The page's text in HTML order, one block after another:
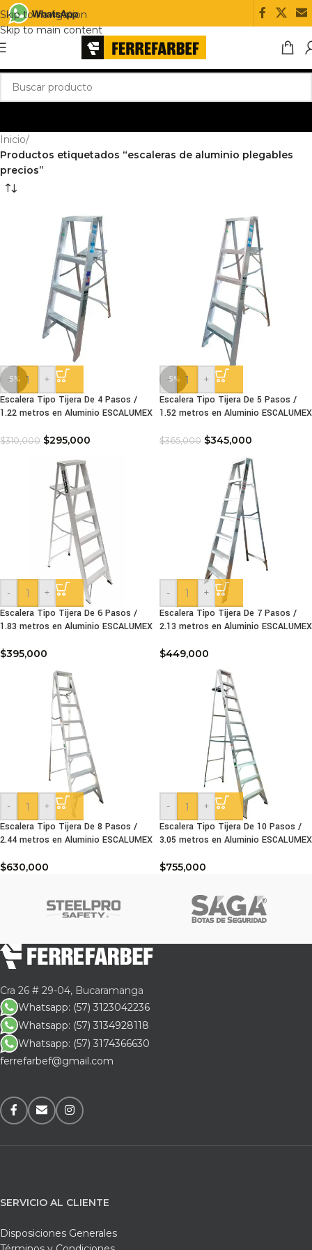
Skip to navigation
Skip to main content
Inicio/
Productos etiquetados “escaleras de aluminio plegables
precios”
-5%
-
+
Escalera Tipo Tijera De 4 Pasos /
1.22 metros en Aluminio ESCALUMEX
$310,000 $295,000
-5%
-
+
Escalera Tipo Tijera De 5 Pasos /
1.52 metros en Aluminio ESCALUMEX
$365,000 $345,000
-
+
Escalera Tipo Tijera De 6 Pasos /
1.83 metros en Aluminio ESCALUMEX
$395,000
-
+
Escalera Tipo Tijera De 7 Pasos /
2.13 metros en Aluminio ESCALUMEX
$449,000
-
+
Escalera Tipo Tijera De 8 Pasos /
2.44 metros en Aluminio ESCALUMEX
$630,000
-
+
Escalera Tipo Tijera De 10 Pasos /
3.05 metros en Aluminio ESCALUMEX
$755,000
Cra 26 # 29-04, Bucaramanga
Whatsapp: (57) 3123042236
Whatsapp: (57) 3134928118
Whatsapp: (57) 3174366630
ferrefarbef@gmail.com
SERVICIO AL CLIENTE
Disposiciones Generales